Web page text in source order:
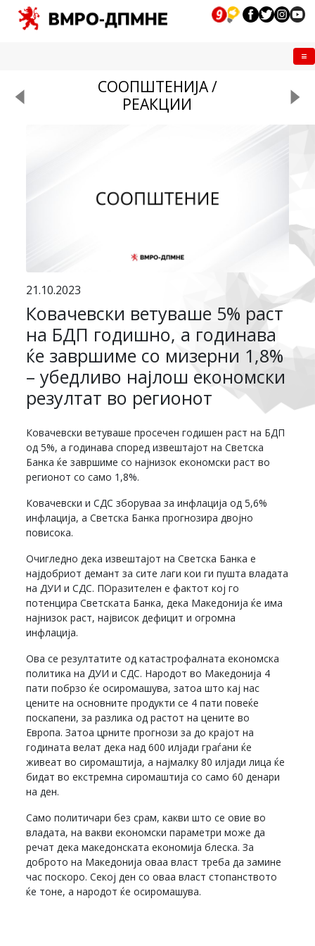
СООПШТЕНИЈА /
РЕАКЦИИ
21.10.2023
Ковачевски ветуваше 5% раст
на БДП годишно, а годинава
ќе завршиме со мизерни 1,8%
– убедливо најлош економски
резултат во регионот
Ковачевски ветуваше просечен годишен раст на БДП
од 5%, а годинава според извештајот на Светска
Банка ќе завршиме со најнизок економски раст во
регионот со само 1,8%.
Ковачевски и СДС зборуваа за инфлација од 5,6%
инфлација, а Светска Банка прогнозира двојно
повисока.
Очигледно дека извештајот на Светска Банка е
најдобриот демант за сите лаги кои ги пушта владата
на ДУИ и СДС. ПОразителен е фактот кој го
потенцира Светската Банка, дека Македонија ќе има
најнизок раст, највисок дефицит и огромна
инфлација.
Ова се резултатите од катастрофалната економска
политика на ДУИ и СДС. Народот во Македонија 4
пати побрзо ќе осиромашува, затоа што кај нас
цените на основните продукти се 4 пати повеќе
поскапени, за разлика од растот на цените во
Европа. Затоа црните прогнози за до крајот на
годината велат дека над 600 илјади граѓани ќе
живеат во сиромаштија, а најмалку 80 илјади лица ќе
бидат во екстремна сиромаштија со само 60 денари
на ден.
Само политичари без срам, какви што се овие во
владата, на вакви економски параметри може да
речат дека македонската економија блеска. За
доброто на Македонија оваа власт треба да замине
час поскоро. Секој ден со оваа власт стопанството
ќе тоне, а народот ќе осиромашува.